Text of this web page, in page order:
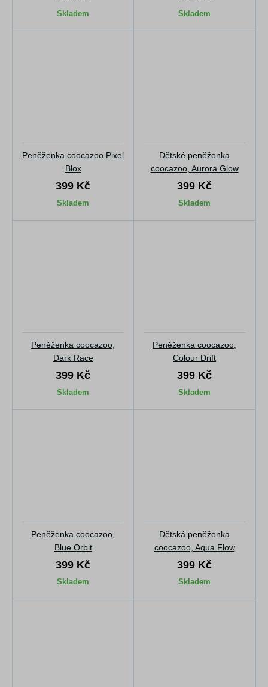
Skladem Skladem
Peněženka coocazoo Pixel
Blox
399 Kč
Skladem
Dětské peněženka
coocazoo, Aurora Glow
399 Kč
Skladem
Peněženka coocazoo,
Dark Race
399 Kč
Skladem
Peněženka coocazoo,
Colour Drift
399 Kč
Skladem
Peněženka coocazoo,
Blue Orbit
399 Kč
Skladem
Dětská peněženka
coocazoo, Aqua Flow
399 Kč
Skladem